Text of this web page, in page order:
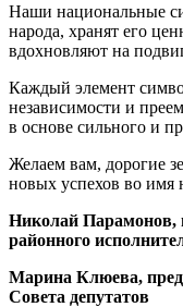
Наши национальные
народа, хранят его
вдохновляют на
Каждый элемент
независимости и
в основе сильного и
Желаем вам, дорогие
новых успехов во
Николай Парамонов,
районного
Марина Клюева,
Совета депутатов